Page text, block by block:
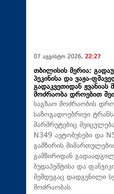
07 აგვისტო 2026, 22:27
თბილისის მერია:
პეკინისა და ვაჟა-
გადაკვეთიდან
მოძრაობა დროებით
საგზაო მოძრაობის
საზოგადოებრივი
მარშრუტებიც
N349 ავტობუსები და
გამზირის
გამზირიდან
ბუდაპეშტისა და
შემდეგაც დადგენილი
მოძრაობას.